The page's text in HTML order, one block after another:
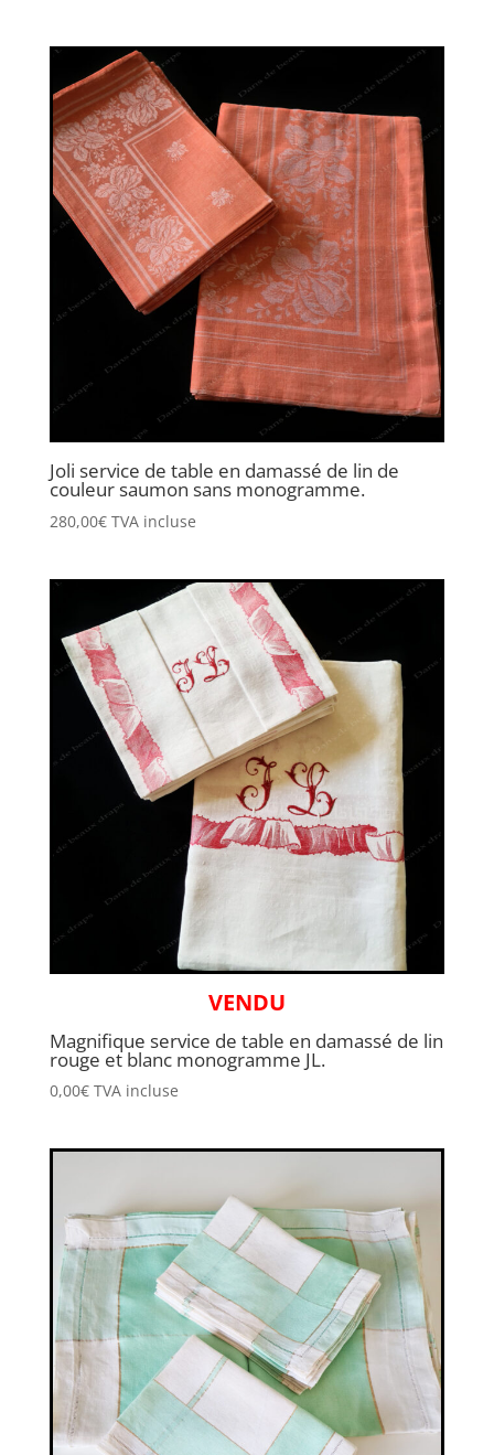
Joli service de table en damassé de lin de
couleur saumon sans monogramme.
280,00€ TVA incluse
VENDU
Magnifique service de table en damassé de lin
rouge et blanc monogramme JL.
0,00€ TVA incluse